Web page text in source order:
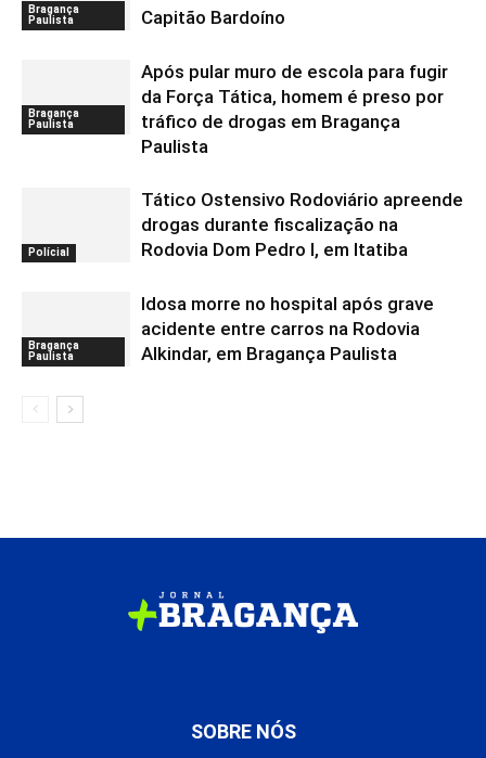
Bragança
Paulista
Capitão Bardoíno
Bragança
Paulista
Após pular muro de escola para fugir
da Força Tática, homem é preso por
tráfico de drogas em Bragança
Paulista
Polícial
Tático Ostensivo Rodoviário apreende
drogas durante fiscalização na
Rodovia Dom Pedro I, em Itatiba
Bragança
Paulista
Idosa morre no hospital após grave
acidente entre carros na Rodovia
Alkindar, em Bragança Paulista
SOBRE NÓS